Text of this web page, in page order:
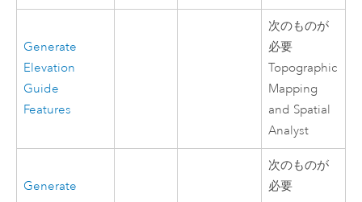
Generate
Elevation
Guide
Features
次のものが
必要
Topographic
Mapping
and Spatial
Analyst
Generate
次のものが
必要